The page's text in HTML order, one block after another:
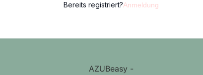
Bereits registriert?Anmeldung
AZUBeasy -